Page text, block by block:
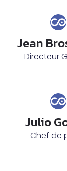
Jean
Directeur
Julio
Chef de